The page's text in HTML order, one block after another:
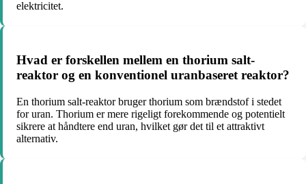
elektricitet.
Hvad er forskellen mellem en thorium salt-
reaktor og en konventionel uranbaseret reaktor?
En thorium salt-reaktor bruger thorium som brændstof i stedet
for uran. Thorium er mere rigeligt forekommende og potentielt
sikrere at håndtere end uran, hvilket gør det til et attraktivt
alternativ.